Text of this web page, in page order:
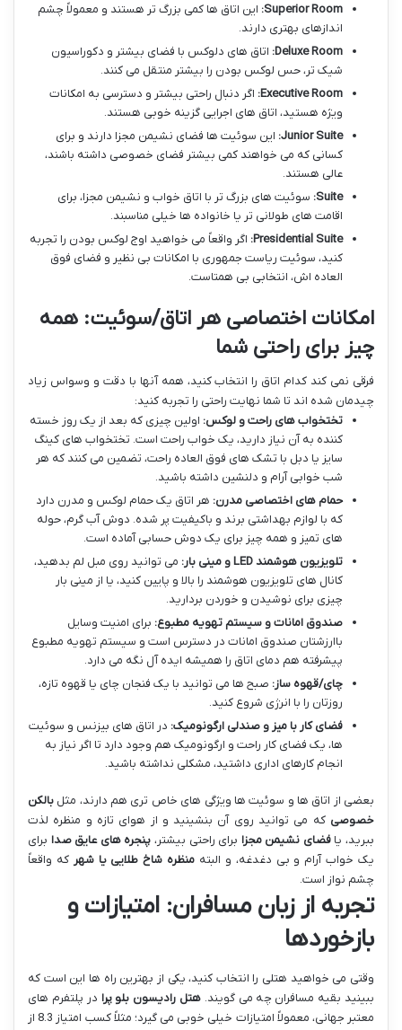
Superior Room: این اتاق ها کمی بزرگ تر هستند و معمولاً چشم
اندازهای بهتری دارند.
Deluxe Room: اتاق های دلوکس با فضای بیشتر و دکوراسیون
شیک تر، حس لوکس بودن را بیشتر منتقل می کنند.
Executive Room: اگر دنبال راحتی بیشتر و دسترسی به امکانات
ویژه هستید، اتاق های اجرایی گزینه خوبی هستند.
Junior Suite: این سوئیت ها فضای نشیمن مجزا دارند و برای
کسانی که می خواهند کمی بیشتر فضای خصوصی داشته باشند،
عالی هستند.
Suite: سوئیت های بزرگ تر با اتاق خواب و نشیمن مجزا، برای
اقامت های طولانی تر یا خانواده ها خیلی مناسبند.
Presidential Suite: اگر واقعاً می خواهید اوج لوکس بودن را تجربه
کنید، سوئیت ریاست جمهوری با امکانات بی نظیر و فضای فوق
العاده اش، انتخابی بی همتاست.
امکانات اختصاصی هر اتاق/سوئیت: همه
چیز برای راحتی شما
فرقی نمی کند کدام اتاق را انتخاب کنید، همه آنها با دقت و وسواس زیاد
چیدمان شده اند تا شما نهایت راحتی را تجربه کنید:
تختخواب های راحت و لوکس: اولین چیزی که بعد از یک روز خسته
کننده به آن نیاز دارید، یک خواب راحت است. تختخواب های کینگ
سایز یا دبل با تشک های فوق العاده راحت، تضمین می کنند که هر
شب خوابی آرام و دلنشین داشته باشید.
حمام های اختصاصی مدرن: هر اتاق یک حمام لوکس و مدرن دارد
که با لوازم بهداشتی برند و باکیفیت پر شده. دوش آب گرم، حوله
های تمیز و همه چیز برای یک دوش حسابی آماده است.
تلویزیون هوشمند LED و مینی بار:
می توانید روی مبل لم بدهید،
کانال های تلویزیون هوشمند را بالا و پایین کنید، یا از مینی بار
چیزی برای نوشیدن و خوردن بردارید.
صندوق امانات و سیستم تهویه مطبوع: برای امنیت وسایل
باارزشتان صندوق امانات در دسترس است و سیستم تهویه مطبوع
پیشرفته هم دمای اتاق را همیشه ایده آل نگه می دارد.
چای/قهوه ساز: صبح ها می توانید با یک فنجان چای یا قهوه تازه،
روزتان را با انرژی شروع کنید.
فضای کار با میز و صندلی ارگونومیک: در اتاق های بیزنس و سوئیت
ها، یک فضای کار راحت و ارگونومیک هم وجود دارد تا اگر نیاز به
انجام کارهای اداری داشتید، مشکلی نداشته باشید.
بعضی از اتاق ها و سوئیت ها ویژگی های خاص تری هم دارند، مثل بالکن
خصوصی که می توانید روی آن بنشینید و از هوای تازه و منظره لذت
ببرید، یافضای نشیمن مجزا برای راحتی بیشتر، پنجره های عایق صدا برای
یک خواب آرام و بی دغدغه، و البته منظره شاخ طلایی یا شهر که واقعاً
چشم نواز است.
تجربه از زبان مسافران: امتیازات و
بازخوردها
وقتی می خواهید هتلی را انتخاب کنید، یکی از بهترین راه ها این است که
ببینید بقیه مسافران چه می گویند. هتل رادیسون بلو پرا در پلتفرم های
معتبر جهانی، معمولاً امتیازات خیلی خوبی می گیرد؛ مثلاً کسب امتیاز 8.3 از